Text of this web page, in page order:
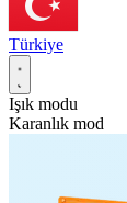
Türkiye
Işık modu
Karanlık mod